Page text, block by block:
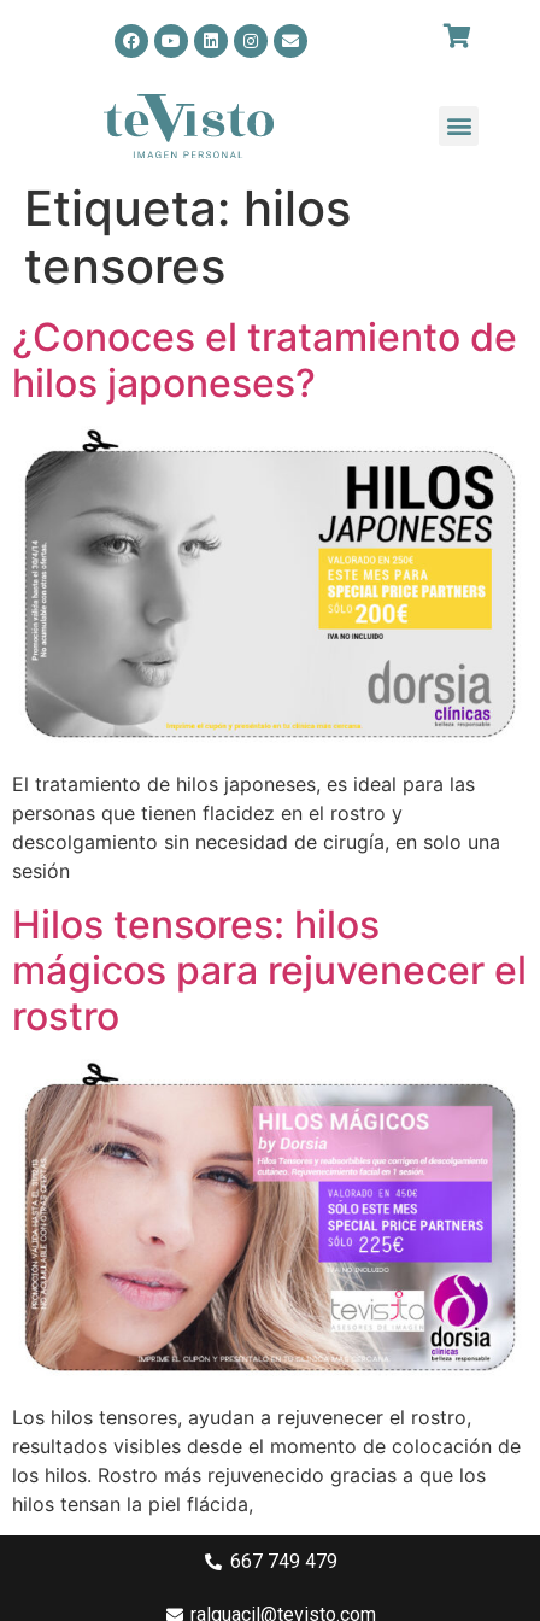
Etiqueta: hilos
tensores
¿Conoces el tratamiento de
hilos japoneses?
El tratamiento de hilos japoneses, es ideal para las
personas que tienen flacidez en el rostro y
descolgamiento sin necesidad de cirugía, en solo una
sesión
Hilos tensores: hilos
mágicos para rejuvenecer el
rostro
Los hilos tensores, ayudan a rejuvenecer el rostro,
resultados visibles desde el momento de colocación de
los hilos. Rostro más rejuvenecido gracias a que los
hilos tensan la piel flácida,
667 749 479
ralguacil@tevisto.com